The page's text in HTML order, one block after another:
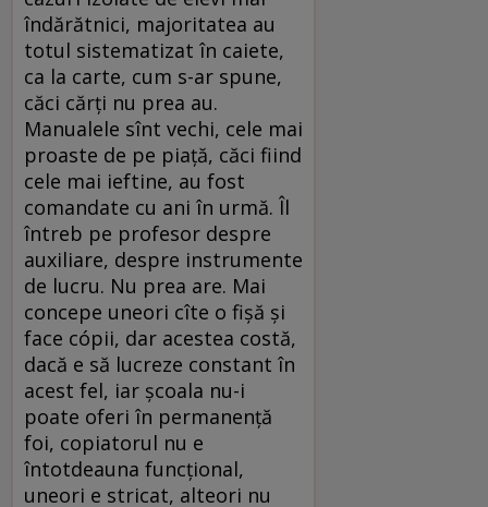
îndărătnici, majoritatea au
totul sistematizat în caiete,
ca la carte, cum s-ar spune,
căci cărţi nu prea au.
Manualele sînt vechi, cele mai
proaste de pe piaţă, căci fiind
cele mai ieftine, au fost
comandate cu ani în urmă. Îl
întreb pe profesor despre
auxiliare, despre instrumente
de lucru. Nu prea are. Mai
concepe uneori cîte o fişă şi
face cópii, dar acestea costă,
dacă e să lucreze constant în
acest fel, iar şcoala nu-i
poate oferi în permanenţă
foi, copiatorul nu e
întotdeauna funcţional,
uneori e stricat, alteori nu